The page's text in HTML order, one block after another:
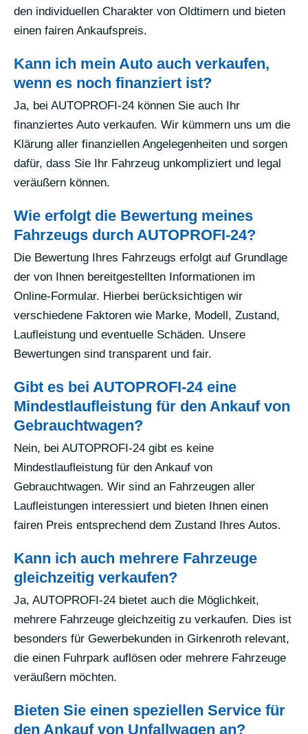
den individuellen Charakter von Oldtimern und bieten
einen fairen Ankaufspreis.
Kann ich mein Auto auch verkaufen,
wenn es noch finanziert ist?
Ja, bei AUTOPROFI-24 können Sie auch Ihr
finanziertes Auto verkaufen. Wir kümmern uns um die
Klärung aller finanziellen Angelegenheiten und sorgen
dafür, dass Sie Ihr Fahrzeug unkompliziert und legal
veräußern können.
Wie erfolgt die Bewertung meines
Fahrzeugs durch AUTOPROFI-24?
Die Bewertung Ihres Fahrzeugs erfolgt auf Grundlage
der von Ihnen bereitgestellten Informationen im
Online-Formular. Hierbei berücksichtigen wir
verschiedene Faktoren wie Marke, Modell, Zustand,
Laufleistung und eventuelle Schäden. Unsere
Bewertungen sind transparent und fair.
Gibt es bei AUTOPROFI-24 eine
Mindestlaufleistung für den Ankauf von
Gebrauchtwagen?
Nein, bei AUTOPROFI-24 gibt es keine
Mindestlaufleistung für den Ankauf von
Gebrauchtwagen. Wir sind an Fahrzeugen aller
Laufleistungen interessiert und bieten Ihnen einen
fairen Preis entsprechend dem Zustand Ihres Autos.
Kann ich auch mehrere Fahrzeuge
gleichzeitig verkaufen?
Ja, AUTOPROFI-24 bietet auch die Möglichkeit,
mehrere Fahrzeuge gleichzeitig zu verkaufen. Dies ist
besonders für Gewerbekunden in Girkenroth relevant,
die einen Fuhrpark auflösen oder mehrere Fahrzeuge
veräußern möchten.
Bieten Sie einen speziellen Service für
den Ankauf von Unfallwagen an?